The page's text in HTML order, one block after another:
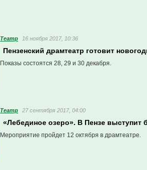
Театр 16 ноября 2017, 10:36
Пензенский драмтеатр готовит
Показы состоятся 28, 29 и 30 декабря.
Театр 27 сентября 2017, 04:00
«Лебединое озеро». В Пензе выступит
Мероприятие пройдет 12 октября в драмтеатре.